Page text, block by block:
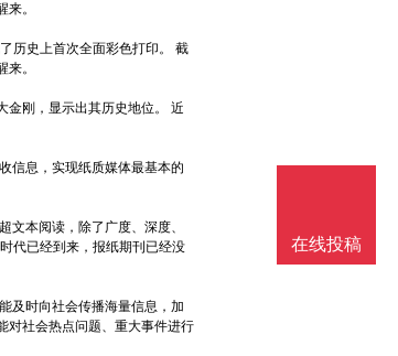
。
历史上首次全面彩色打印。 截
。
金刚，显示出其历史地位。 近
信息，实现纸质媒体最基本的
本阅读，除了广度、深度、
代已经到来，报纸期刊已经没
及时向社会传播海量信息，加
对社会热点问题、重大事件进行
在线投稿